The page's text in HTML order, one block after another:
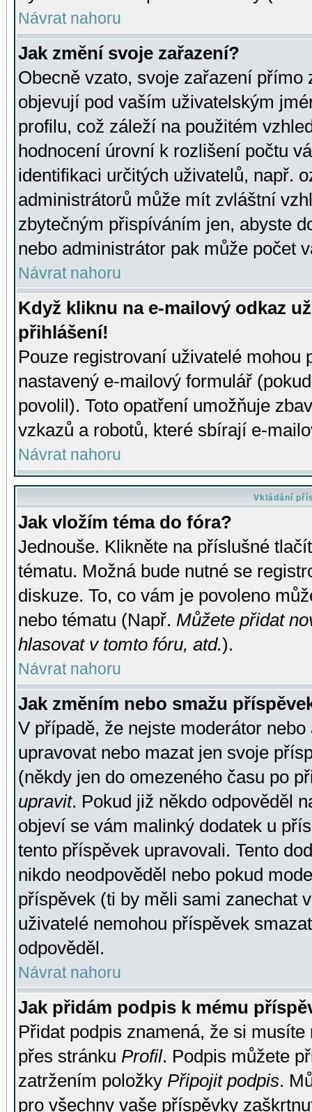
Návrat nahoru
Jak změní svoje zařazení?
Obecně vzato, svoje zařazení přímo
objevují pod vaším uživatelským
profilu, což záleží na použitém
hodnocení úrovní k rozlišení počtu
identifikaci určitých uživatelů, např.
administrátorů může mít zvláštní
zbytečným přispíváním jen, abyste
nebo administrátor pak může počet
Návrat nahoru
Když kliknu na e-mailový odkaz
přihlášení!
Pouze registrovaní uživatelé mohou
nastavený e-mailový formulář
povolil). Toto opatření umožňuje
vzkazů a robotů, které sbírají e-
Návrat nahoru
Vkládání
Jak vložím téma do fóra?
Jednouše. Klikněte na příslušné
tématu. Možná bude nutné se
diskuze. To, co vám je povoleno
nebo tématu (Např. Můžete přidat
hlasovat v tomto fóru, atd.).
Návrat nahoru
Jak změním nebo smažu
V případě, že nejste moderátor
upravovat nebo mazat jen svoje
(někdy jen do omezeného času po
upravit. Pokud již někdo odpověděl
objeví se vám malinký dodatek u
tento příspěvek upravovali. Tento
nikdo neodpověděl nebo pokud
příspěvek (ti by měli sami zanechat
uživatelé nemohou příspěvek
odpověděl.
Návrat nahoru
Jak přidám podpis k mému
Přidat podpis znamená, že si
přes stránku Profil. Podpis můžete
zatržením položky Připojit podpis.
pro všechny vaše příspěvky